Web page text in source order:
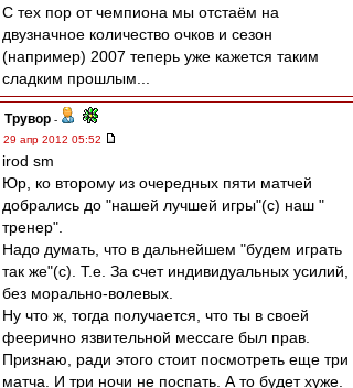
С тех пор от чемпиона мы отстаём на
двузначное количество очков и сезон
(например) 2007 теперь уже кажется таким
сладким прошлым...
Трувор -
29 апр 2012 05:52
irod sm
Юр, ко второму из очередных пяти матчей
добрались до "нашей лучшей игры"(c) наш "
тренер".
Надо думать, что в дальнейшем "будем играть
так же"(с). Т.е. За счет индивидуальных усилий,
без морально-волевых.
Ну что ж, тогда получается, что ты в своей
феерично язвительной мессаге был прав.
Признаю, ради этого стоит посмотреть еще три
матча. И три ночи не поспать. А то будет хуже.